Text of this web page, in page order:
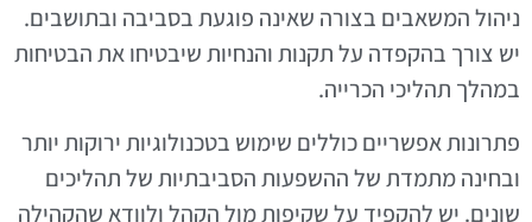
ניהול המשאבים בצורה שאינה פוגעת בסביבה ובתושבים.
יש צורך בהקפדה על תקנות והנחיות שיבטיחו את הבטיחות
במהלך תהליכי הכרייה.
פתרונות אפשריים כוללים שימוש בטכנולוגיות ירוקות יותר
ובחינה מתמדת של ההשפעות הסביבתיות של תהליכים
שונים. יש להקפיד על שקיפות מול הקהל ולוודא שהקהילה